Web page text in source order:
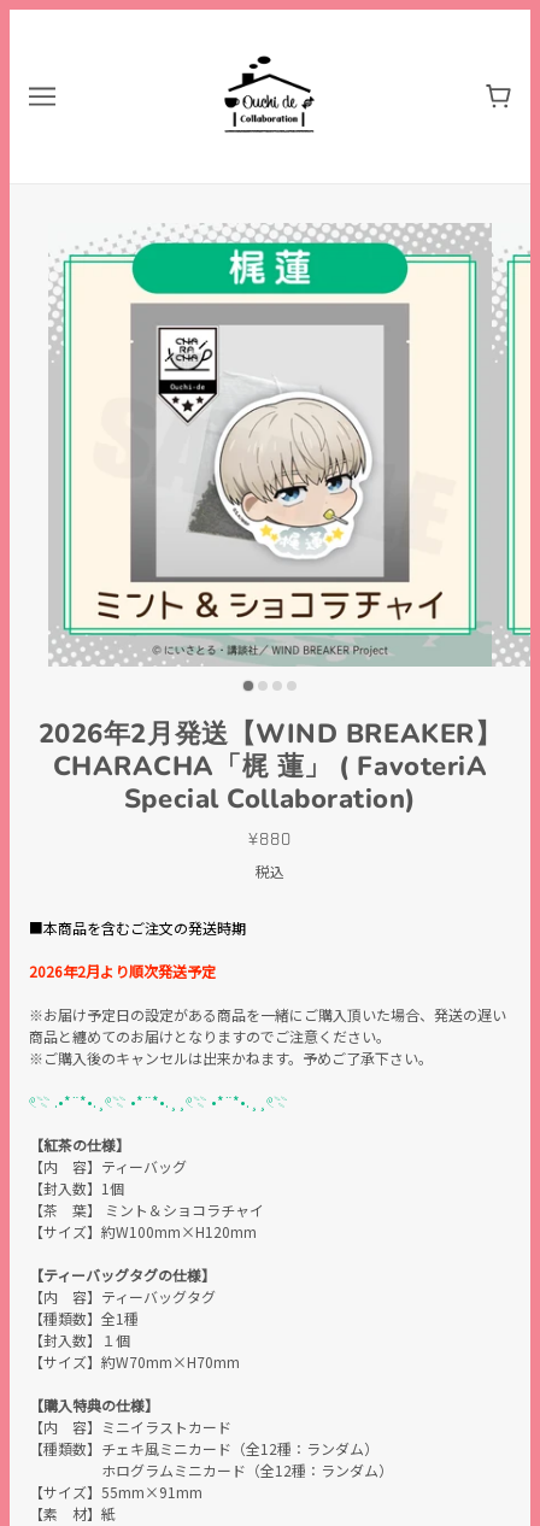
2026年2月発送【WIND BREAKER】
CHARACHA「梶 蓮」 ( FavoteriA
Special Collaboration)
¥880
税込
■本商品を含むご注文の発送時期
2026年2月より順次発送予定
※お届け予定日の設定がある商品を一緒にご購入頂いた場合、発送の遅い
商品と纏めてのお届けとなりますのでご注意ください。
※ご購入後のキャンセルは出来かねます。予めご了承下さい。
𓏲𓇢 .•*¨*•.¸𓏲𓇢 •*¨*•.¸¸𓏲𓇢 •*¨*•.¸¸𓏲𓇢
【紅茶の仕様】
【内 容】ティーバッグ
【封入数】1個
【茶 葉】
ミント＆ショコラチャイ
【サイズ】約W100mm×H120mm
【ティーバッグタグの仕様】
【内 容】ティーバッグタグ
【種類数】全1種
【封入数】１個
【サイズ】約W70mm×H70mm
【購入特典の仕様】
【内 容】ミニイラストカード
【種類数】チェキ風ミニカード（全12種：ランダム）
ホログラムミニカード（全12種：ランダム）
【サイズ】 55mm×91mm
【素 材】紙